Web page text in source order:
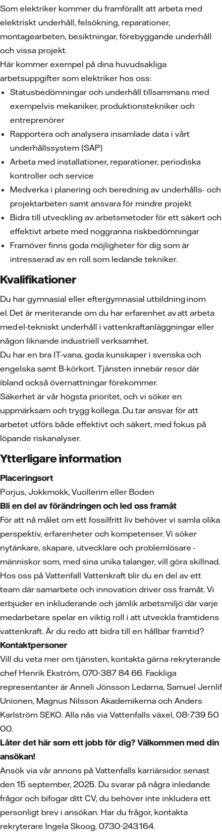
Som elektriker kommer du framförallt att arbeta med
elektriskt underhåll, felsökning, reparationer,
montagearbeten, besiktningar, förebyggande underhåll
och vissa projekt.
Här kommer exempel på dina huvudsakliga
arbetsuppgifter som elektriker hos oss:
Statusbedömningar och underhåll tillsammans med
exempelvis mekaniker, produktionstekniker och
entreprenörer
Rapportera och analysera insamlade data i vårt
underhållssystem (SAP)
Arbeta med installationer, reparationer, periodiska
kontroller och service
Medverka i planering och beredning av underhålls- och
projektarbeten samt ansvara för mindre projekt
Bidra till utveckling av arbetsmetoder för ett säkert och
effektivt arbete med noggranna riskbedömningar
Framöver finns goda möjligheter för dig som är
intresserad av en roll som ledande tekniker.
Kvalifikationer
Du har gymnasial eller eftergymnasial utbildning inom
el. Det är meriterande om du har erfarenhet av att arbeta
med el-tekniskt underhåll i vattenkraftanläggningar eller
någon liknande industriell verksamhet.
Du har en bra IT-vana, goda kunskaper i svenska och
engelska samt B-körkort. Tjänsten innebär resor där
ibland också övernattningar förekommer.
Säkerhet är vår högsta prioritet, och vi söker en
uppmärksam och trygg kollega. Du tar ansvar för att
arbetet utförs både effektivt och säkert, med fokus på
löpande riskanalyser.
Ytterligare information
Placeringsort
Porjus, Jokkmokk, Vuollerim eller Boden
Bli en del av förändringen och led oss framåt
För att nå målet om ett fossilfritt liv behöver vi samla olika
perspektiv, erfarenheter och kompetenser. Vi söker
nytänkare, skapare, utvecklare och problemlösare -
människor som, med sina unika talanger, vill göra skillnad.
Hos oss på Vattenfall Vattenkraft blir du en del av ett
team där samarbete och innovation driver oss framåt. Vi
erbjuder en inkluderande och jämlik arbetsmiljö där varje
medarbetare spelar en viktig roll i att utveckla framtidens
vattenkraft. Är du redo att bidra till en hållbar framtid?
Kontaktpersoner
Vill du veta mer om tjänsten, kontakta gärna rekryterande
chef Henrik Ekström, 070-387 84 66. Fackliga
representanter är Anneli Jönsson Ledarna, Samuel Jernlif
Unionen, Magnus Nilsson Akademikerna och Anders
Karlström SEKO. Alla nås via Vattenfalls växel, 08-739 50
00.
Låter det här som ett jobb för dig? Välkommen med din
ansökan!
Ansök via vår annons på Vattenfalls karriärsidor senast
den 15 september, 2025. Du svarar på några inledande
frågor och bifogar ditt CV, du behöver inte inkludera ett
personligt brev i ansökan. Har du frågor, kontakta
rekryterare Ingela Skoog, 0730-243 164.